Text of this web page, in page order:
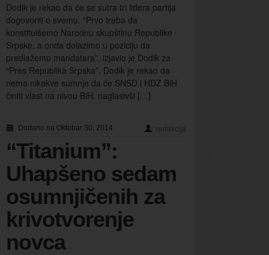
Dodik je rekao da će se sutra tri lidera partija
dogovoriti o svemu. “Prvo treba da
konstituišemo Narodnu skupštinu Republike
Srpske, a onda dolazimo u poziciju da
predlažemo mandatara”, izjavio je Dodik za
“Pres Republika Srpska”. Dodik je rekao da
nema nikakve sumnje da će SNSD i HDZ BiH
činiti vlast na nivou BiH, naglasivši […]
Dodano na Oktobar 30, 2014 redakcija
“Titanium”:
Uhapšeno sedam
osumnjičenih za
krivotvorenje
novca